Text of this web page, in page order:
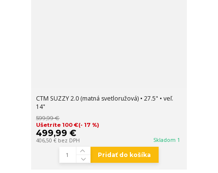
CTM SUZZY 2.0 (matná svetloružová) • 27.5" • veľ.
14"
599,99 €
Ušetríte 100 €(- 17 %)
499,99 €
406,50 € bez DPH Skladom 1
Pridať do košíka